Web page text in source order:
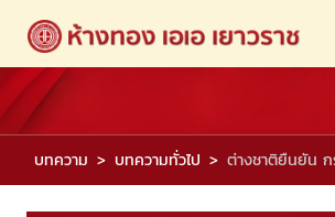
บทความ บทความทั่วไป ต่างชาติยืนยัน กรุงศรีอยุธยา